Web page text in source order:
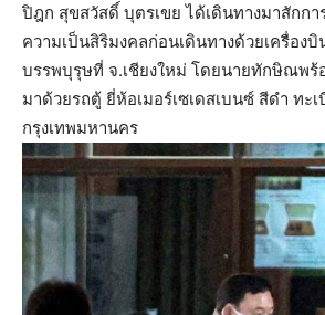
ปิฎก สุขสวัสดิ์ บุตรเขย ได้เดินทางมาสักกา
ความเป็นสิริมงคลก่อนเดินทางด้วยเครื่อง
บรรพบุรุษที่ จ.เชียงใหม่ โดยนายทักษิณพร้
มาด้วยรถตู้ ยี่ห้อเมอร์เซเดสเบนซ์ สีดำ ทะ
กรุงเทพมหานคร